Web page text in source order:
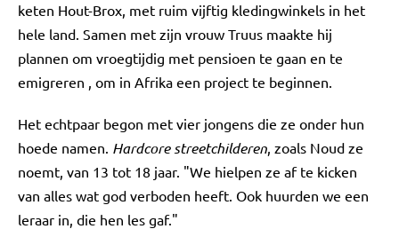
keten Hout-Brox, met ruim vijftig kledingwinkels in het
hele land. Samen met zijn vrouw Truus maakte hij
plannen om vroegtijdig met pensioen te gaan en te
emigreren , om in Afrika een project te beginnen.
Het echtpaar begon met vier jongens die ze onder hun
hoede namen. Hardcore streetchilderen, zoals Noud ze
noemt, van 13 tot 18 jaar. "We hielpen ze af te kicken
van alles wat god verboden heeft. Ook huurden we een
leraar in, die hen les gaf."